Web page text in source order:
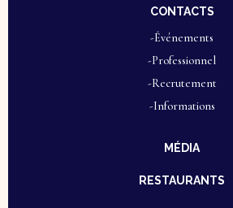
CONTACTS
-Événements
-Professionnel
-Recrutement
-Informations
MÉDIA
RESTAURANTS